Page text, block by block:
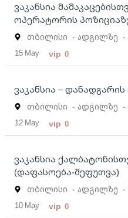
ვაკანსია
ოპერატორის
თბილისი - ადგილზე -
15 May vip 0
ვაკანსია –
თბილისი - ადგილზე -
12 May vip 0
ვაკანსია
(დაფასოება-შეფუთვა)
თბილისი - ადგილზე
10 May vip 0